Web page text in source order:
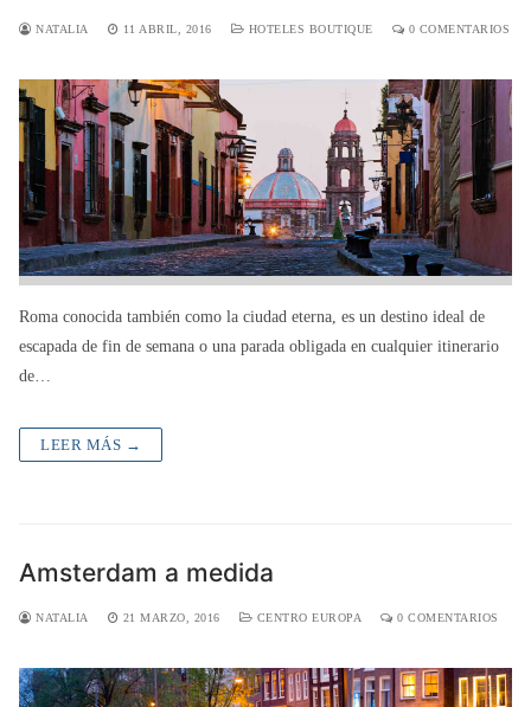
NATALIA 11 ABRIL, 2016 HOTELES BOUTIQUE 0 COMENTARIOS
Roma conocida también como la ciudad eterna, es un destino ideal de
escapada de fin de semana o una parada obligada en cualquier itinerario
de…
LEER MÁS →
Amsterdam a medida
NATALIA 21 MARZO, 2016 CENTRO EUROPA 0 COMENTARIOS